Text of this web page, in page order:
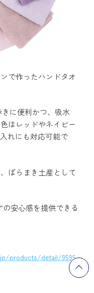
で作ったハンドタオ
に便利かつ、吸水
はレッドやネイビー
れにも対応可能で
ばらまき土産として
安心感を提供できる
products/detail/9595